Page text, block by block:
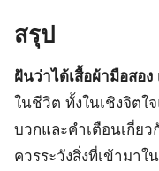
สรุป
ฝันว่าได้เสื้อผ้ามือสอง
ในชีวิต ทั้งในเชิงจิตใ
บวกและคำเตือนเกี่ย
ควรระวังสิ่งที่เข้ามา